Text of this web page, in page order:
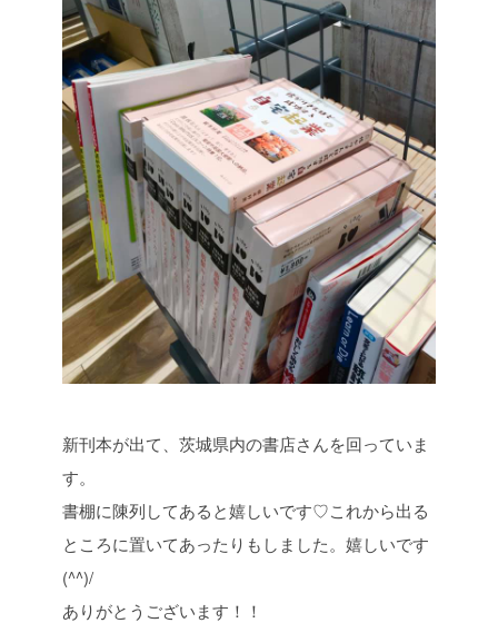
新刊本が出て、茨城県内の書店さんを回っていま
す。
書棚に陳列してあると嬉しいです♡これから出る
ところに置いてあったりもしました。嬉しいです
(^^)/
ありがとうございます！！